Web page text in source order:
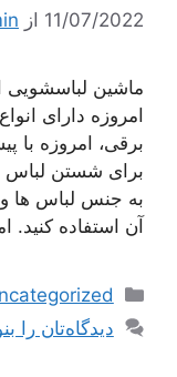
11/07/2022 از
ماشین لباسشویی
امروزه دارای
برقی، امروزه با
برای شستن لباس
به جنس لباس ها و
آن استفاده کنید.
دسته‌ها
دیدگاه‌تان را